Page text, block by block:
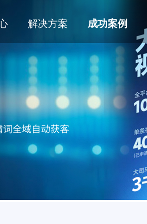
词全域自动获客
解决方案 成功案例